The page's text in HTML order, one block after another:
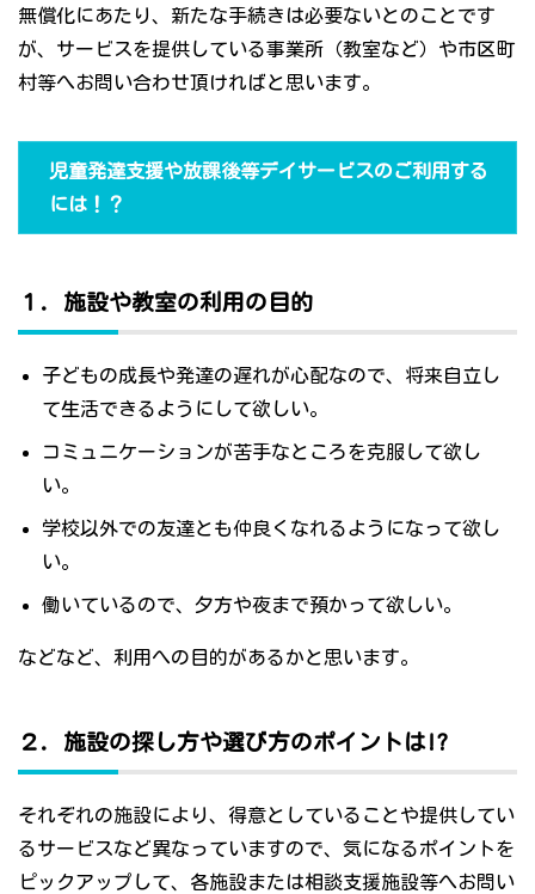
無償化にあたり、新たな手続きは必要ないとのことです
が、サービスを提供している事業所（教室など）や市区町
村等へお問い合わせ頂ければと思います。
児童発達支援や放課後等デイサービスのご利用する
には！？
１．施設や教室の利用の目的
子どもの成長や発達の遅れが心配なので、将来自立し
て生活できるようにして欲しい。
コミュニケーションが苦手なところを克服して欲し
い。
学校以外での友達とも仲良くなれるようになって欲し
い。
働いているので、夕方や夜まで預かって欲しい。
などなど、利用への目的があるかと思います。
２．施設の探し方や選び方のポイントは!?
それぞれの施設により、得意としていることや提供してい
るサービスなど異なっていますので、気になるポイントを
ピックアップして、各施設または相談支援施設等へお問い